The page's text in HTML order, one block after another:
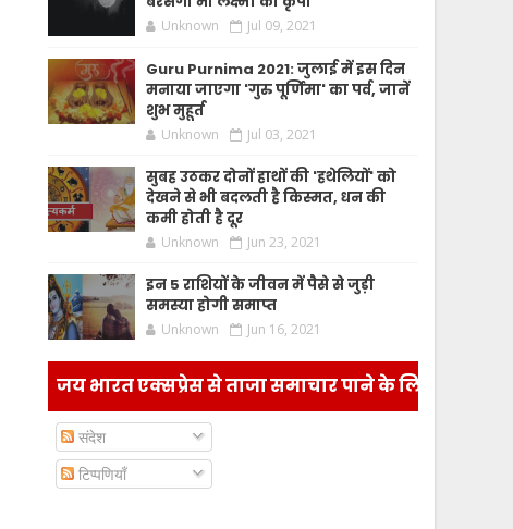
Unknown Jul 09, 2021
Guru Purnima 2021: जुलाई में इस दिन
मनाया जाएगा 'गुरु पूर्णिमा' का पर्व, जानें
शुभ मुहूर्त
Unknown Jul 03, 2021
सुबह उठकर दोनों हाथों की 'हथेलियों' को
देखने से भी बदलती है किस्मत, धन की
कमी होती है दूर
Unknown Jun 23, 2021
इन 5 राशियों के जीवन में पैसे से जुड़ी
समस्या होगी समाप्त
Unknown Jun 16, 2021
जय भारत एक्सप्रेस से ताजा समाचार पाने के लिए
संदेश
टिप्पणियाँ